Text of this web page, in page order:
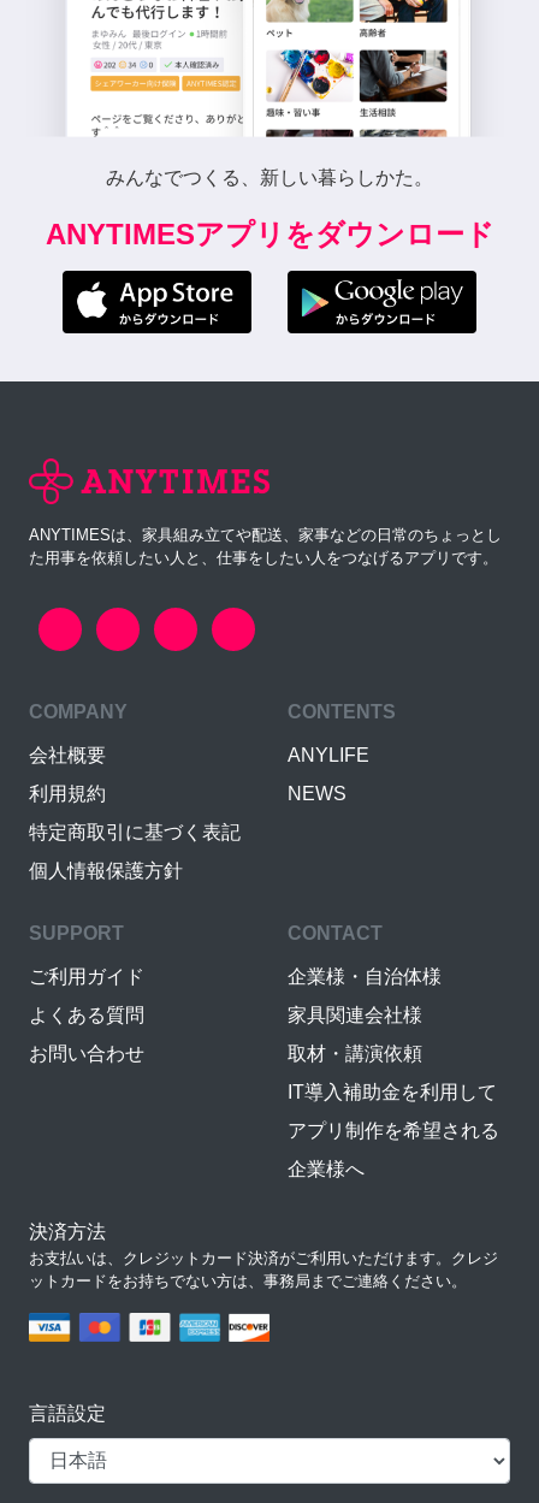
みんなでつくる、新しい暮らしかた。
ANYTIMESアプリをダウンロード
ANYTIMESは、家具組み立てや配送、家事などの日常のちょっとし
た用事を依頼したい人と、仕事をしたい人をつなげるアプリです。
COMPANY
会社概要
利用規約
特定商取引に基づく表記
個人情報保護方針
CONTENTS
ANYLIFE
NEWS
SUPPORT
ご利用ガイド
よくある質問
お問い合わせ
CONTACT
企業様・自治体様
家具関連会社様
取材・講演依頼
IT導入補助金を利用して
アプリ制作を希望される
企業様へ
決済方法
お支払いは、クレジットカード決済がご利用いただけます。クレジ
ットカードをお持ちでない方は、事務局までご連絡ください。
言語設定